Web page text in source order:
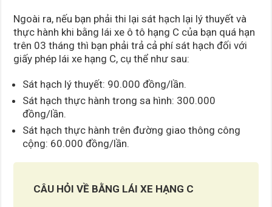
Ngoài ra, nếu bạn phải thi lại sát hạch lại lý thuyết và
thực hành khi bằng lái xe ô tô hạng C của bạn quá hạn
trên 03 tháng thì bạn phải trả cả phí sát hạch đối với
giấy phép lái xe hạng C, cụ thể như sau:
Sát hạch lý thuyết: 90.000 đồng/lần.
Sát hạch thực hành trong sa hình: 300.000
đồng/lần.
Sát hạch thực hành trên đường giao thông công
cộng: 60.000 đồng/lần.
CÂU HỎI VỀ BẰNG LÁI XE HẠNG C